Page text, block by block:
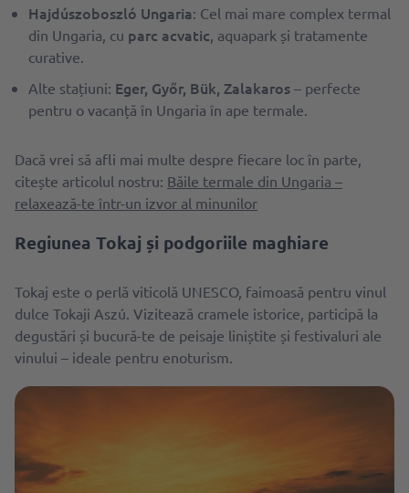
Hajdúszoboszló Ungaria: Cel mai mare complex termal
din Ungaria, cu parc acvatic, aquapark și tratamente
curative.
Alte stațiuni: Eger, Győr, Bük, Zalakaros – perfecte
pentru o vacanță în Ungaria în ape termale.
Dacă vrei să afli mai multe despre fiecare loc în parte,
citește articolul nostru: Băile termale din Ungaria –
relaxează-te într-un izvor al minunilor
Regiunea Tokaj și podgoriile maghiare
Tokaj este o perlă viticolă UNESCO, faimoasă pentru vinul
dulce Tokaji Aszú. Vizitează cramele istorice, participă la
degustări și bucură-te de peisaje liniștite și festivaluri ale
vinului – ideale pentru enoturism.